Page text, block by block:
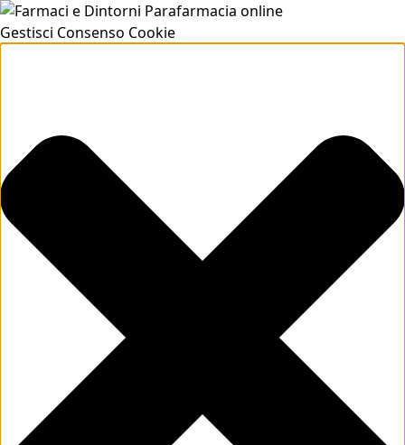
Gestisci Consenso Cookie